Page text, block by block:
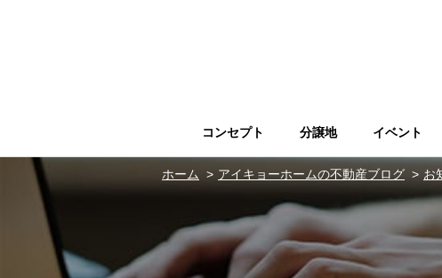
コンセプト 分譲地 イベント
ホーム アイキョーホームの不動産ブログ お